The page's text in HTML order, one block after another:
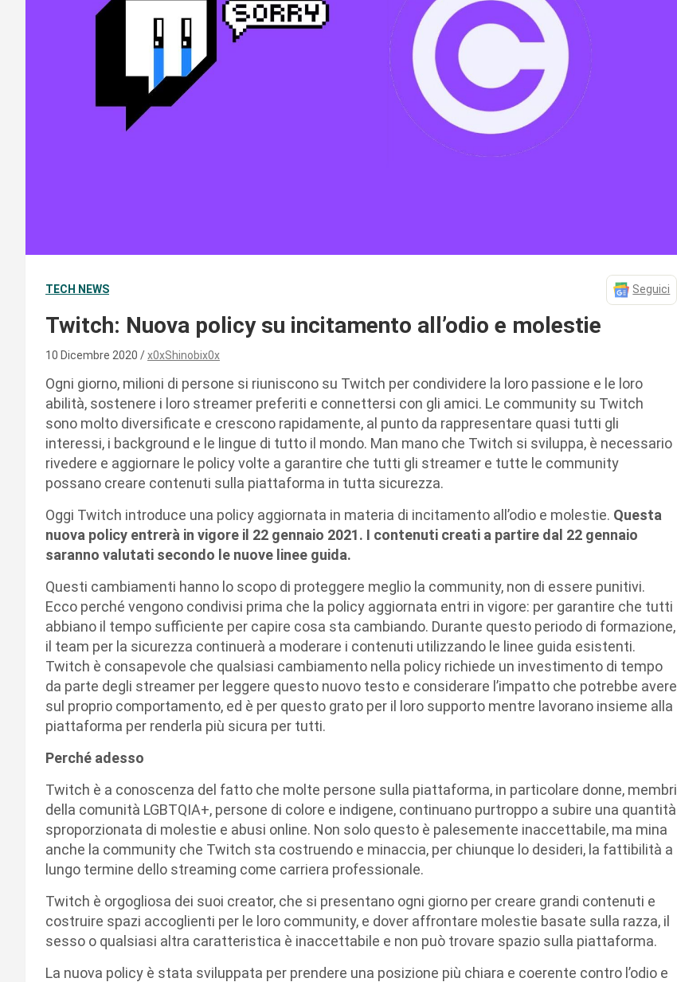
TECH NEWS Seguici
Twitch: Nuova policy su incitamento all’odio e molestie
10 Dicembre 2020 x0xShinobix0x
Ogni giorno, milioni di persone si riuniscono su Twitch per condividere la loro passione e le loro
abilità, sostenere i loro streamer preferiti e connettersi con gli amici. Le community su Twitch
sono molto diversificate e crescono rapidamente, al punto da rappresentare quasi tutti gli
interessi, i background e le lingue di tutto il mondo. Man mano che Twitch si sviluppa, è necessario
rivedere e aggiornare le policy volte a garantire che tutti gli streamer e tutte le community
possano creare contenuti sulla piattaforma in tutta sicurezza.
Oggi Twitch introduce una policy aggiornata in materia di incitamento all’odio e molestie. Questa
nuova policy entrerà in vigore il 22 gennaio 2021. I contenuti creati a partire dal 22 gennaio
saranno valutati secondo le nuove linee guida.
Questi cambiamenti hanno lo scopo di proteggere meglio la community, non di essere punitivi.
Ecco perché vengono condivisi prima che la policy aggiornata entri in vigore: per garantire che tutti
abbiano il tempo sufficiente per capire cosa sta cambiando. Durante questo periodo di formazione,
il team per la sicurezza continuerà a moderare i contenuti utilizzando le linee guida esistenti.
Twitch è consapevole che qualsiasi cambiamento nella policy richiede un investimento di tempo
da parte degli streamer per leggere questo nuovo testo e considerare l’impatto che potrebbe avere
sul proprio comportamento, ed è per questo grato per il loro supporto mentre lavorano insieme alla
piattaforma per renderla più sicura per tutti.
Perché adesso
Twitch è a conoscenza del fatto che molte persone sulla piattaforma, in particolare donne, membri
della comunità LGBTQIA+, persone di colore e indigene, continuano purtroppo a subire una quantità
sproporzionata di molestie e abusi online. Non solo questo è palesemente inaccettabile, ma mina
anche la community che Twitch sta costruendo e minaccia, per chiunque lo desideri, la fattibilità a
lungo termine dello streaming come carriera professionale.
Twitch è orgogliosa dei suoi creator, che si presentano ogni giorno per creare grandi contenuti e
costruire spazi accoglienti per le loro community, e dover affrontare molestie basate sulla razza, il
sesso o qualsiasi altra caratteristica è inaccettabile e non può trovare spazio sulla piattaforma.
La nuova policy è stata sviluppata per prendere una posizione più chiara e coerente contro l’odio e